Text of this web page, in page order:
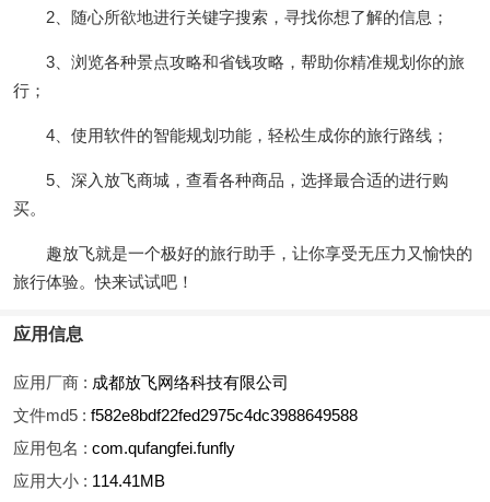
2、随心所欲地进行关键字搜索，寻找你想了解的信息；
3、浏览各种景点攻略和省钱攻略，帮助你精准规划你的旅
行；
4、使用软件的智能规划功能，轻松生成你的旅行路线；
5、深入放飞商城，查看各种商品，选择最合适的进行购
买。
趣放飞就是一个极好的旅行助手，让你享受无压力又愉快的
旅行体验。快来试试吧！
应用信息
应用厂商 : 成都放飞网络科技有限公司
文件md5 : f582e8bdf22fed2975c4dc3988649588
应用包名 : com.qufangfei.funfly
应用大小 : 114.41MB